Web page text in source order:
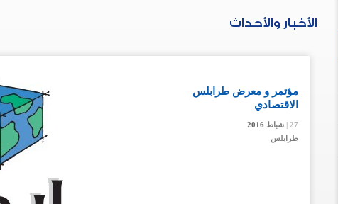
الأخبار والأحداث
27 | شباط
مؤتمر و معرض طرابلس
الاقتصادي
27 | شباط
طرابلس
27 | شباط